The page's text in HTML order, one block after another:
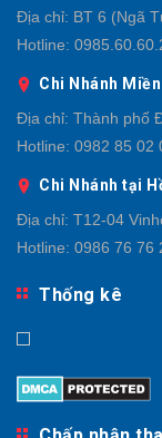
Địa chỉ: BT 6 (Ngã
Hotline:
Chi Nhánh
Địa chỉ: Thành phố
Hotline: 0982 85 02
Chi Nhánh tại
Địa chỉ: T12-04
Hotline: 0986 76 76
Thống kê